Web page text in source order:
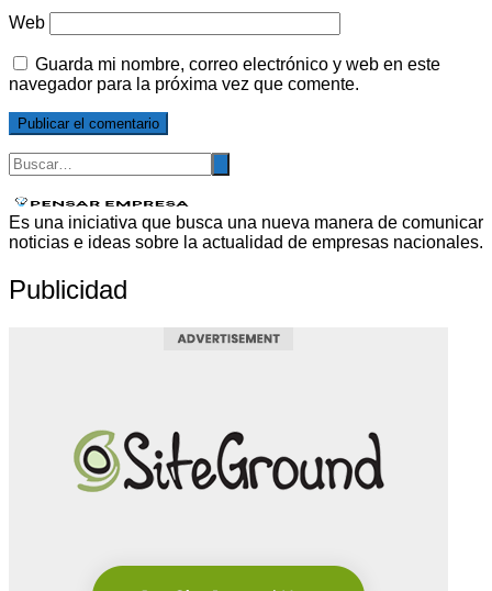
Web
Guarda mi nombre, correo electrónico y web en este
navegador para la próxima vez que comente.
Es una iniciativa que busca una nueva manera de comunicar
noticias e ideas sobre la actualidad de empresas nacionales.
Publicidad